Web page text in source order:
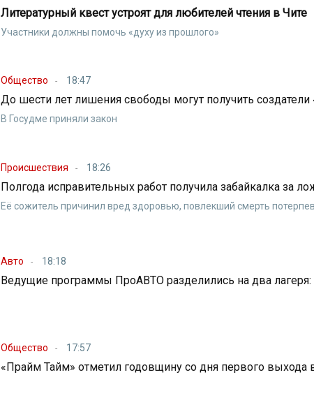
Литературный квест устроят для любителей чтения в Чите
Участники должны помочь «духу из прошлого»
Общество 18:47
До шести лет лишения свободы могут получить создатели
В Госудме приняли закон
Происшествия 18:26
Полгода исправительных работ получила забайкалка за
Её сожитель причинил вред здоровью, повлекший смерть
Авто 18:18
Ведущие программы ПроАВТО разделились на два лагеря:
Общество 17:57
«Прайм Тайм» отметил годовщину со дня первого выхода